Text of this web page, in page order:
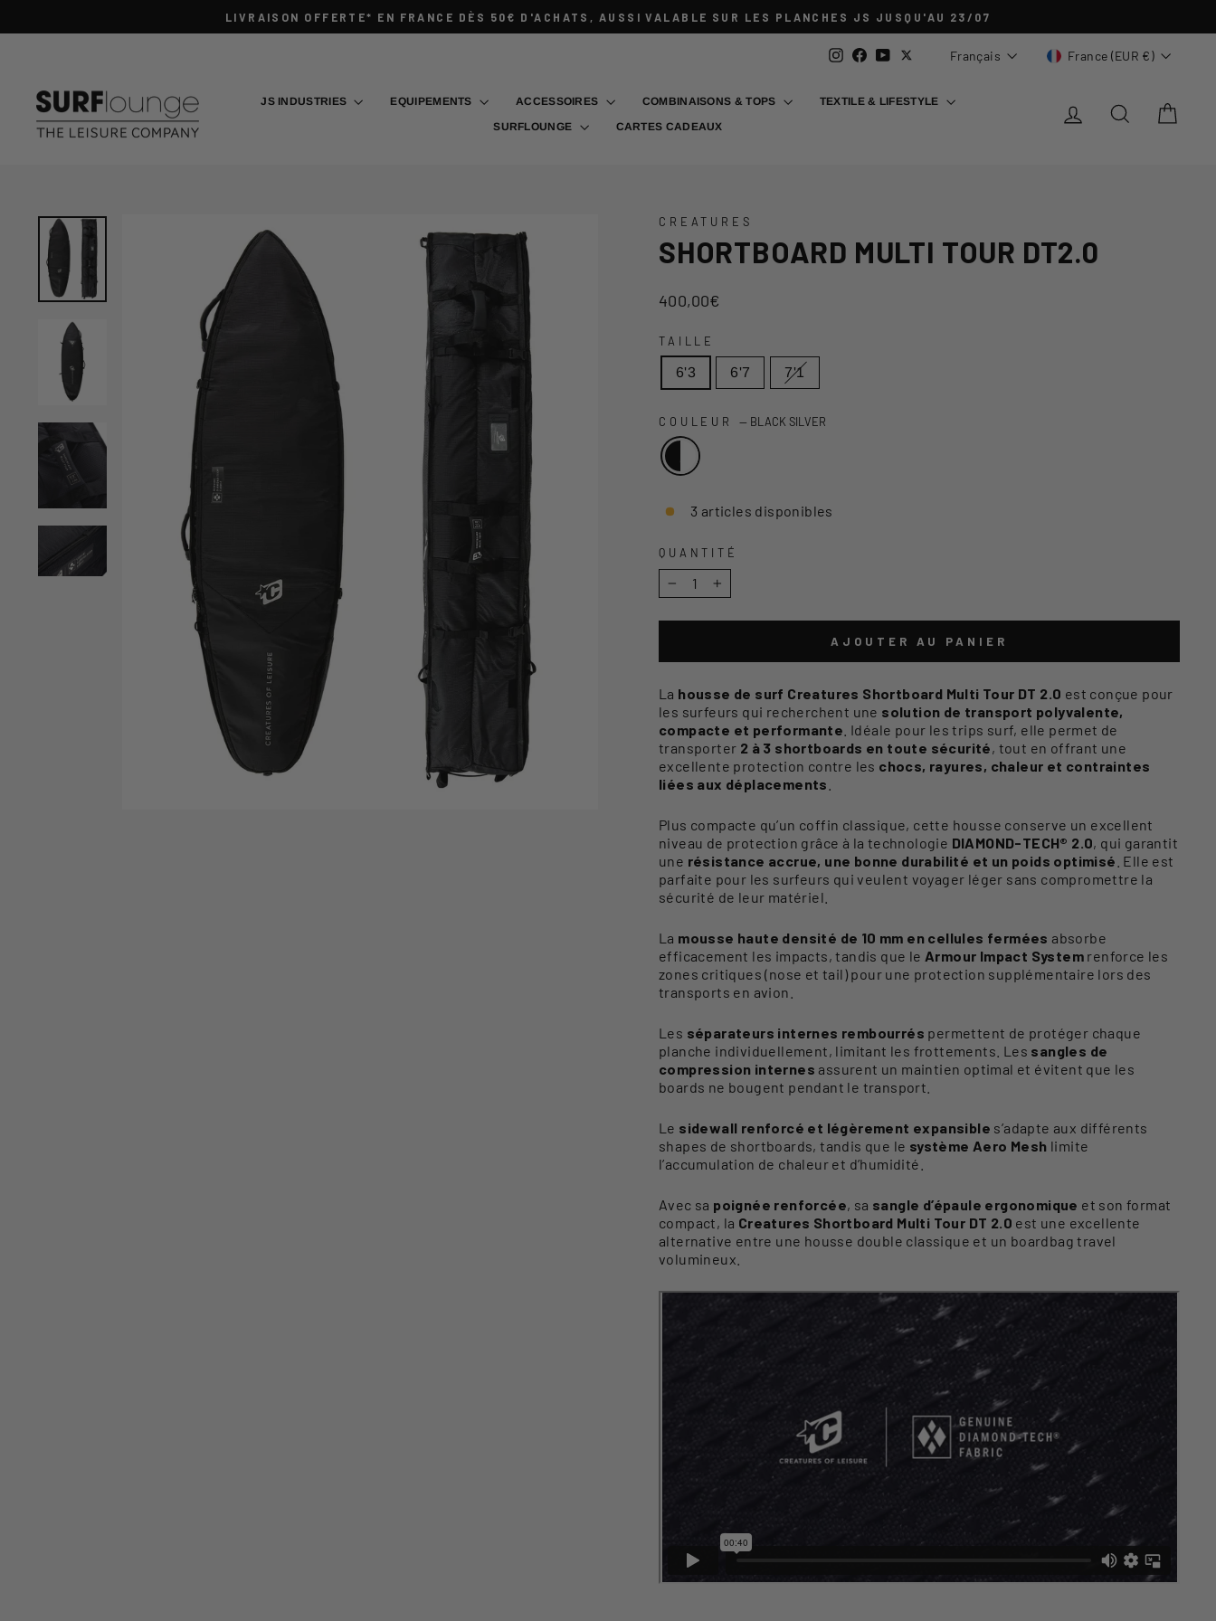
Diaporama
LIVRAISON OFFERTE* EN FRANCE DÈS 50€ D'ACHATS, AUSSI VALABLE SUR LES PLANCHES JS JUSQU'AU 23/07
Instagram
Facebook
YouTubeTwitterLangue
Français Devise
France (EUR €)
JS INDUSTRIES EQUIPEMENTS ACCESSOIRES COMBINAISONS & TOPS
TEXTILE & LIFESTYLE
SURFLOUNGE
CARTES CADEAUX
SE CONNECTER
RECHERCHER
CREATURES
SHORTBOARD MULTI TOUR DT2.0
Prix
400,00€
TAILLE
6'3 6'7 7'1
COULEUR — BLACK SILVER
3 articles disponibles
QUANTITÉ
− +
AJOUTER AU PANIER
La housse de surf Creatures Shortboard Multi Tour DT 2.0 est conçue pour
les surfeurs qui recherchent une solution de transport polyvalente,
compacte et performante . Idéale pour les trips surf, elle permet de
transporter 2 à 3 shortboards en toute sécurité, tout en offrant une
excellente protection contre les chocs, rayures, chaleur et contraintes
liées aux déplacements
Plus compacte qu’un coffin classique, cette housse conserve un excellent
niveau de protection grâce à la technologie DIAMOND-TECH® 2.0, qui garantit
une résistance accrue, une bonne durabilité et un poids optimisé . Elle est
parfaite pour les surfeurs qui veulent voyager léger sans compromettre la
sécurité de leur matériel.
La mousse haute densité de 10 mm en cellules fermées absorbe
efficacement les impacts, tandis que le Armour Impact System renforce les
zones critiques (nose et tail) pour une protection supplémentaire lors des
transports en avion.
Les séparateurs internes rembourrés permettent de protéger chaque
planche individuellement, limitant les frottements. Les sangles de
compression internes assurent un maintien optimal et évitent que les
boards ne bougent pendant le transport.
Le sidewall renforcé et légèrement expansible s’adapte aux différents
shapes de shortboards, tandis que le système Aero Mesh limite
l’accumulation de chaleur et d’humidité.
Avec sa poignée renforcée, sa sangle d’épaule ergonomique et son format
compact, la Creatures Shortboard Multi Tour DT 2.0 est une excellente
alternative entre une housse double classique et un boardbag travel
volumineux.